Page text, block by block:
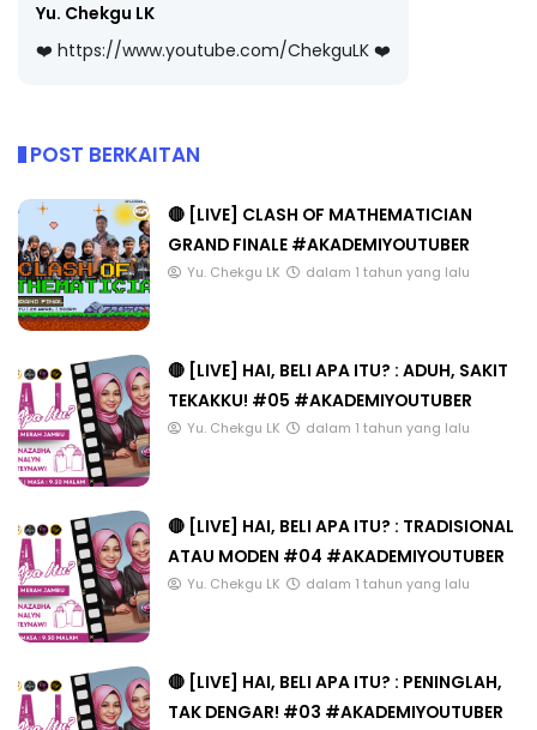
Yu. Chekgu LK
❤️ https://www.youtube.com/ChekguLK ❤️
POST BERKAITAN
🔴 [LIVE] CLASH OF MATHEMATICIAN
GRAND FINALE #AKADEMIYOUTUBER
Yu. Chekgu LK dalam 1 tahun yang lalu
🔴 [LIVE] HAI, BELI APA ITU? : ADUH, SAKIT
TEKAKKU! #05 #AKADEMIYOUTUBER
Yu. Chekgu LK dalam 1 tahun yang lalu
🔴 [LIVE] HAI, BELI APA ITU? : TRADISIONAL
ATAU MODEN #04 #AKADEMIYOUTUBER
Yu. Chekgu LK dalam 1 tahun yang lalu
🔴 [LIVE] HAI, BELI APA ITU? : PENINGLAH,
TAK DENGAR! #03 #AKADEMIYOUTUBER